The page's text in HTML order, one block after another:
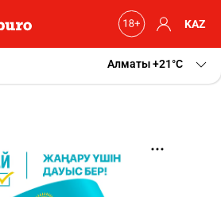
KAZ
Алматы+21 C